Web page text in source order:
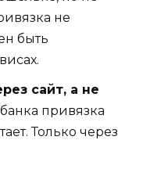
не
быть
сайт, а не
привязка
Только через